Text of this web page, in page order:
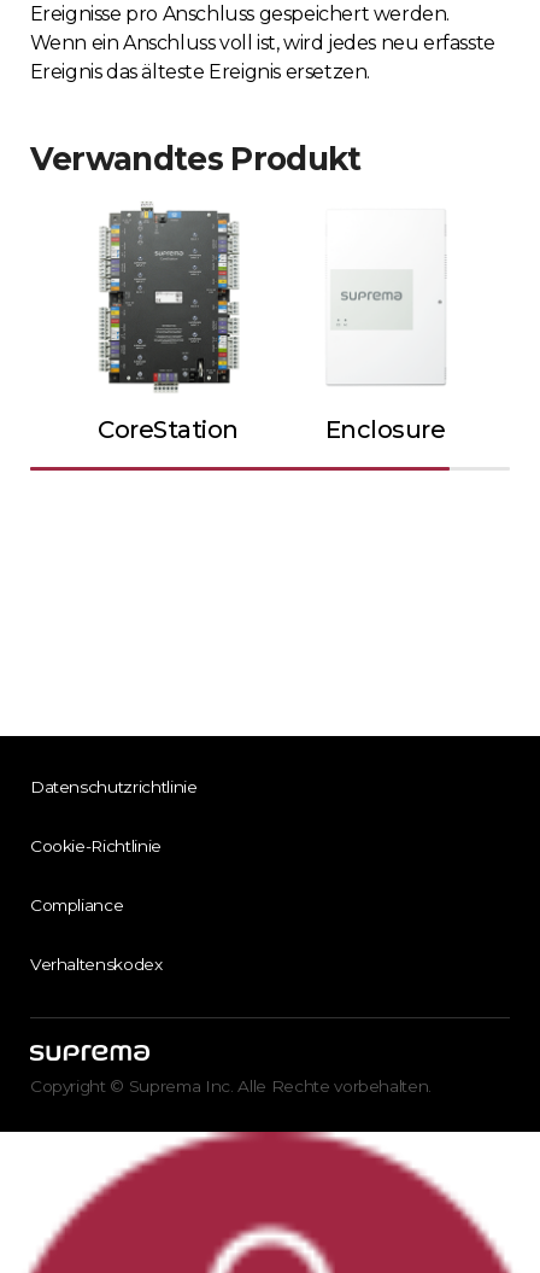
Ereignisse pro Anschluss gespeichert werden.
Wenn ein Anschluss voll ist, wird jedes neu erfasste
Ereignis das älteste Ereignis ersetzen.
Verwandtes Produkt
CoreStation Enclosure
Datenschutzrichtlinie
Cookie-Richtlinie
Compliance
Verhaltenskodex
Copyright © Suprema Inc. Alle Rechte vorbehalten.